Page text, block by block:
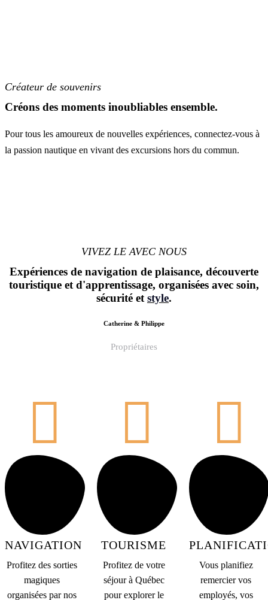
Créateur de souvenirs
Créons des moments inoubliables ensemble.
Pour tous les amoureux de nouvelles expériences, connectez-vous à
la passion nautique en vivant des excursions hors du commun.
VIVEZ LE AVEC NOUS
Expériences de navigation de plaisance, découverte
touristique et d'apprentissage, organisées avec soin,
sécurité etstyle.
Catherine & Philippe
Propriétaires
NAVIGATION
Profitez des sorties
magiques
organisées par nos
TOURISME
Profitez de votre
séjour à Québec
pour explorer le
Vous planifiez
remercier vos
employés, vos